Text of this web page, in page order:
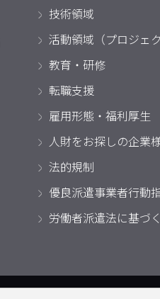
技術領域
活動領域（プロジェク
教育・研修
転職支援
雇用形態・福利厚生
人財をお探しの企業
法的規制
優良派遣事業者行動
労働者派遣法に基づ